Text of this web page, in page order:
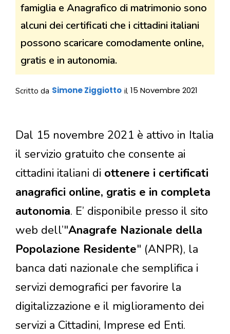
famiglia e Anagrafico di matrimonio sono
alcuni dei certificati che i cittadini italiani
possono scaricare comodamente online,
gratis e in autonomia.
Scritto da Simone Ziggiotto il 15 Novembre 2021
Dal 15 novembre 2021 è attivo in Italia
il servizio gratuito che consente ai
cittadini italiani di ottenere i certificati
anagrafici online, gratis e in completa
autonomia. E’ disponibile presso il sito
web dell’"Anagrafe Nazionale della
Popolazione Residente" (ANPR), la
banca dati nazionale che semplifica i
servizi demografici per favorire la
digitalizzazione e il miglioramento dei
servizi a Cittadini, Imprese ed Enti.